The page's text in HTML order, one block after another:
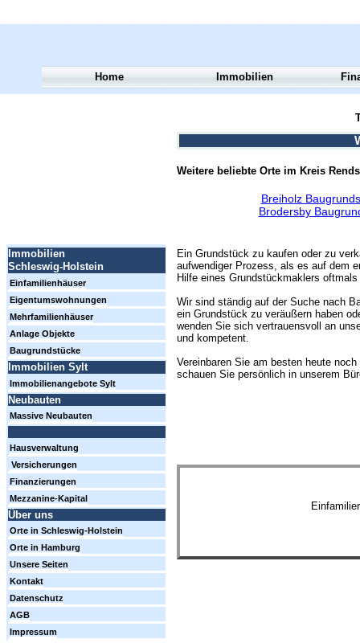
Weitere beliebte Orte im Kreis
Breiholz
Brodersby
Ein Grundstück zu kaufen oder zu
aufwendiger Prozess, als es auf dem
Hilfe eines Grundstückmaklers
Wir sind ständig auf der Suche nach
ein Grundstück zu veräußern haben
wenden Sie sich vertrauensvoll an
und kompetent.
Vereinbaren Sie am besten heute
schauen Sie persönlich in unserem
Home Immobilien
Immobilien
Schleswig-Holstein
Einfamilienhäuser
Eigentumswohnungen
Mehrfamilienhäuser
Anlage Objekte
Baugrundstücke
Immobilien Sylt
Immobilienangebote Sylt
Neubauten
Massive Neubauten
Hausverwaltung
Versicherungen
Finanzierungen
Mezzanine-Kapital
Über uns
Orte in Schleswig-Holstein
Orte in Hamburg
Unsere Seiten
Kontakt
Datenschutz
AGB
Impressum